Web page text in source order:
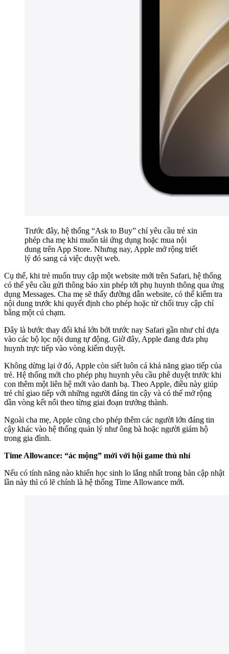
Trước đây, hệ thống “Ask to Buy” chỉ yêu cầu trẻ xin
phép cha mẹ khi muốn tải ứng dụng hoặc mua nội
dung trên App Store. Nhưng nay, Apple mở rộng triết
lý đó sang cả việc duyệt web.
Cụ thể, khi trẻ muốn truy cập một website mới trên Safari, hệ thống
có thể yêu cầu gửi thông báo xin phép tới phụ huynh thông qua ứng
dụng Messages. Cha mẹ sẽ thấy đường dẫn website, có thể kiểm tra
nội dung trước khi quyết định cho phép hoặc từ chối truy cập chỉ
bằng một cú chạm.
Đây là bước thay đổi khá lớn bởi trước nay Safari gần như chỉ dựa
vào các bộ lọc nội dung tự động. Giờ đây, Apple đang đưa phụ
huynh trực tiếp vào vòng kiểm duyệt.
Không dừng lại ở đó, Apple còn siết luôn cả khả năng giao tiếp của
trẻ. Hệ thống mới cho phép phụ huynh yêu cầu phê duyệt trước khi
con thêm một liên hệ mới vào danh bạ. Theo Apple, điều này giúp
trẻ chỉ giao tiếp với những người đáng tin cậy và có thể mở rộng
dần vòng kết nối theo từng giai đoạn trưởng thành.
Ngoài cha mẹ, Apple cũng cho phép thêm các người lớn đáng tin
cậy khác vào hệ thống quản lý như ông bà hoặc người giám hộ
trong gia đình.
Time Allowance: “ác mộng” mới với hội game thủ nhí
Nếu có tính năng nào khiến học sinh lo lắng nhất trong bản cập nhật
lần này thì có lẽ chính là hệ thống Time Allowance mới.